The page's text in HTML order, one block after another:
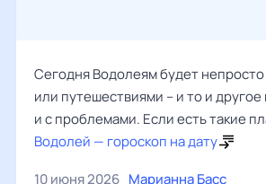
Сегодня Водолеям будет
или путешествиями – и то и
и с проблемами. Если есть такие
Водолей — гороскоп на дату
10 июня 2026 Марианна Басс